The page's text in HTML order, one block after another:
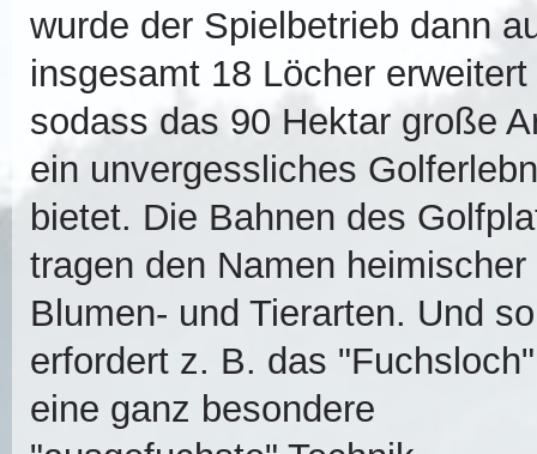
wurde der Spielbetrieb dann
insgesamt 18 Löcher erweitert
sodass das 90 Hektar große
ein unvergessliches
bietet. Die Bahnen des
tragen den Namen heimischer
Blumen- und Tierarten. Und so
erfordert z. B. das "Fuchsloch"
eine ganz besondere